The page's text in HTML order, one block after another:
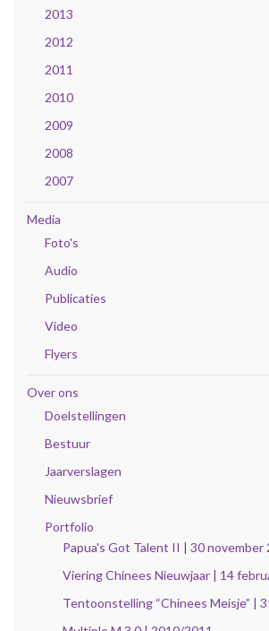
2013
2012
2011
2010
2009
2008
2007
Media
Foto's
Audio
Publicaties
Video
Flyers
Over ons
Doelstellingen
Bestuur
Jaarverslagen
Nieuwsbrief
Portfolio
Papua's Got Talent II | 30 november
Viering Chinees Nieuwjaar | 14
Tentoonstelling “Chinees Meisje” |